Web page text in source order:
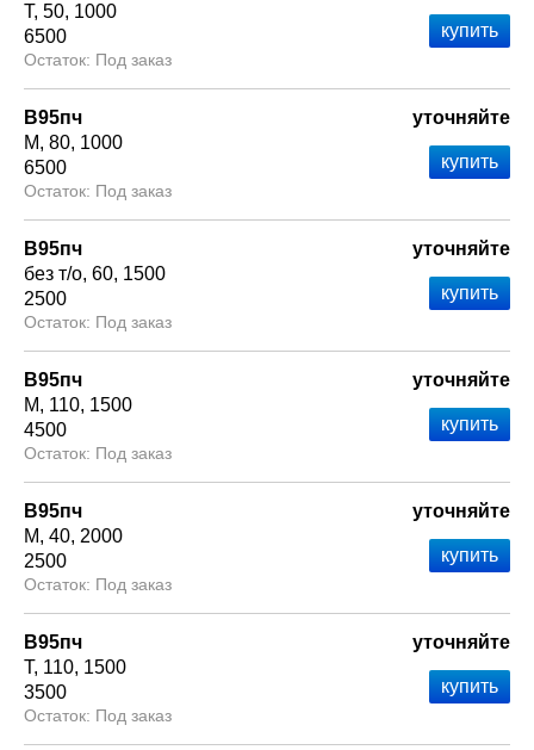
Т 50 1000
6500
Под заказ
В95пч
М 80 1000
6500
Под заказ
уточняйте
В95пч
без т/о 60 1500
2500
Под заказ
уточняйте
В95пч
М
110 1500
4500
Под заказ
уточняйте
В95пч
М 40 2000
2500
Под заказ
уточняйте
В95пч
Т 110 1500
3500
Под заказ
уточняйте